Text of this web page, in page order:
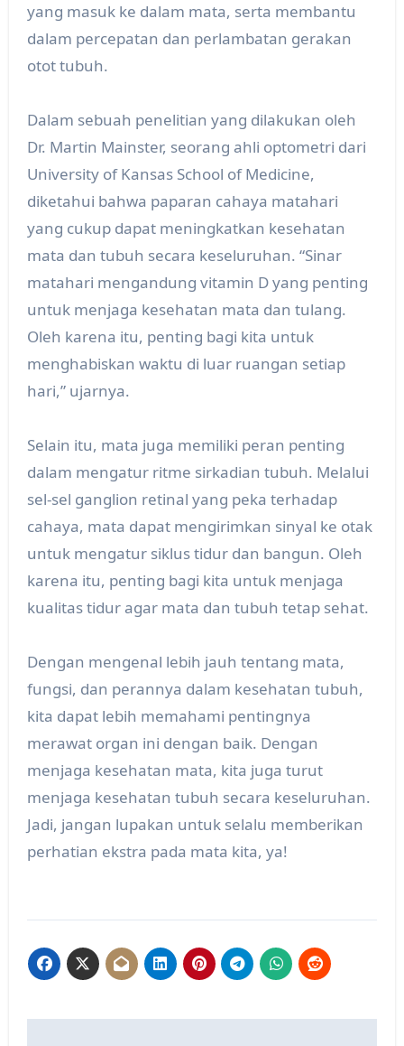
yang masuk ke dalam mata, serta membantu
dalam percepatan dan perlambatan gerakan
otot tubuh.
Dalam sebuah penelitian yang dilakukan oleh
Dr. Martin Mainster, seorang ahli optometri dari
University of Kansas School of Medicine,
diketahui bahwa paparan cahaya matahari
yang cukup dapat meningkatkan kesehatan
mata dan tubuh secara keseluruhan. “Sinar
matahari mengandung vitamin D yang penting
untuk menjaga kesehatan mata dan tulang.
Oleh karena itu, penting bagi kita untuk
menghabiskan waktu di luar ruangan setiap
hari,” ujarnya.
Selain itu, mata juga memiliki peran penting
dalam mengatur ritme sirkadian tubuh. Melalui
sel-sel ganglion retinal yang peka terhadap
cahaya, mata dapat mengirimkan sinyal ke otak
untuk mengatur siklus tidur dan bangun. Oleh
karena itu, penting bagi kita untuk menjaga
kualitas tidur agar mata dan tubuh tetap sehat.
Dengan mengenal lebih jauh tentang mata,
fungsi, dan perannya dalam kesehatan tubuh,
kita dapat lebih memahami pentingnya
merawat organ ini dengan baik. Dengan
menjaga kesehatan mata, kita juga turut
menjaga kesehatan tubuh secara keseluruhan.
Jadi, jangan lupakan untuk selalu memberikan
perhatian ekstra pada mata kita, ya!